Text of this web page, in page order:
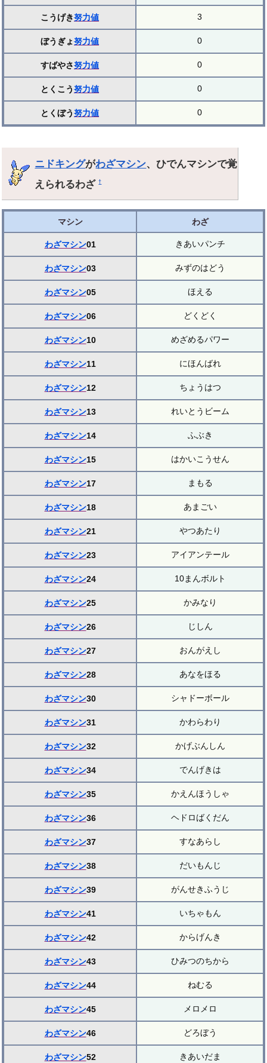
こうげき努力値 3
ぼうぎょ努力値 0
すばやさ努力値 0
とくこう努力値 0
とくぼう努力値 0
ニドキングがわざマシン、ひでんマシンで覚
えられるわざ†
マシン わざ
わざマシン01 きあいパンチ
わざマシン03 みずのはどう
わざマシン05 ほえる
わざマシン06 どくどく
わざマシン10 めざめるパワー
わざマシン11 にほんばれ
わざマシン12 ちょうはつ
わざマシン13 れいとうビーム
わざマシン14 ふぶき
わざマシン15 はかいこうせん
わざマシン17 まもる
わざマシン18 あまごい
わざマシン21 やつあたり
わざマシン23 アイアンテール
わざマシン24 10まんボルト
わざマシン25 かみなり
わざマシン26 じしん
わざマシン27 おんがえし
わざマシン28 あなをほる
わざマシン30 シャドーボール
わざマシン31 かわらわり
わざマシン32 かげぶんしん
わざマシン34 でんげきは
わざマシン35 かえんほうしゃ
わざマシン36 ヘドロばくだん
わざマシン37 すなあらし
わざマシン38 だいもんじ
わざマシン39 がんせきふうじ
わざマシン41 いちゃもん
わざマシン42 からげんき
わざマシン43 ひみつのちから
わざマシン44 ねむる
わざマシン45 メロメロ
わざマシン46 どろぼう
わざマシン52 きあいだま